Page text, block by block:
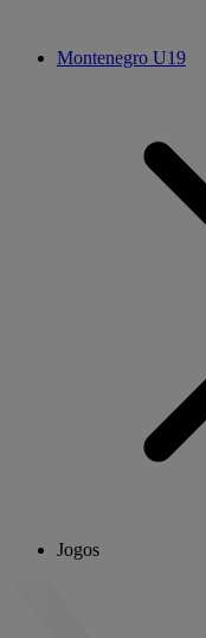
Montenegro U19
Jogos